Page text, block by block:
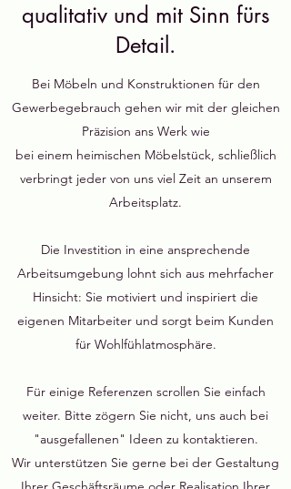
qualitativ und mit Sinn fürs
Detail.
Bei Möbeln und Konstruktionen für den
Gewerbegebrauch gehen wir mit der gleichen
Präzision ans Werk wie
bei einem heimischen Möbelstück, schließlich
verbringt jeder von uns viel Zeit an unserem
Arbeitsplatz.
Die Investition in eine ansprechende
Arbeitsumgebung lohnt sich aus mehrfacher
Hinsicht: Sie motiviert und inspiriert die
eigenen Mitarbeiter und sorgt beim Kunden
für Wohlfühlatmosphäre.
Für einige Referenzen scrollen Sie einfach
weiter. Bitte zögern Sie nicht, uns auch bei
"ausgefallenen" Ideen zu kontaktieren.
Wir unterstützen Sie gerne bei der Gestaltung